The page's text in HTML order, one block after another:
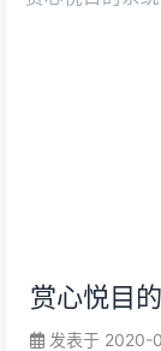
赏心悦目
发表于 2020-